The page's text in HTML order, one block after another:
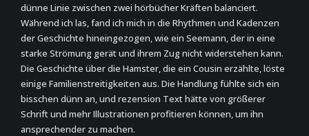
dünne Linie zwischen zwei hörbücher Kräften balanciert.
Während ich las, fand ich mich in die Rhythmen und Kadenzen
der Geschichte hineingezogen, wie ein Seemann, der in eine
starke Strömung gerät und ihrem Zug nicht widerstehen kann.
Die Geschichte über die Hamster, die ein Cousin erzählte, löste
einige Familienstreitigkeiten aus. Die Handlung fühlte sich ein
bisschen dünn an, und rezension Text hätte von größerer
Schrift und mehr Illustrationen profitieren können, um ihn
ansprechender zu machen.